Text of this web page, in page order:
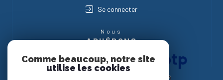
Se connecter
Nous
ADHÉRONS
Comme beaucoup, notre site
utilise les cookies